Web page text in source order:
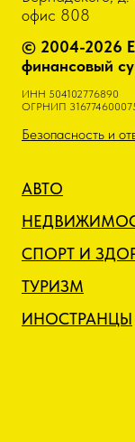
офис 808
© 2004-2026
финансовый
ИНН 504102776890
ОГРНИП
Безопасность и
АВТО
СПОРТ И
ТУРИЗМ
ИНОСТРАНЦЫ